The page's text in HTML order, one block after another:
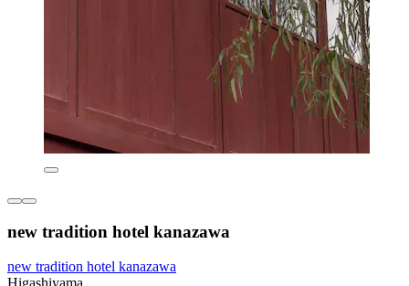
new tradition hotel kanazawa
new tradition hotel kanazawa